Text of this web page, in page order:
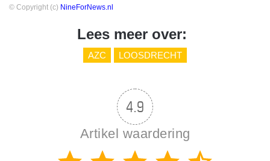
© Copyright (c) NineForNews.nl
Lees meer over:
AZC LOOSDRECHT
4.9
Artikel waardering